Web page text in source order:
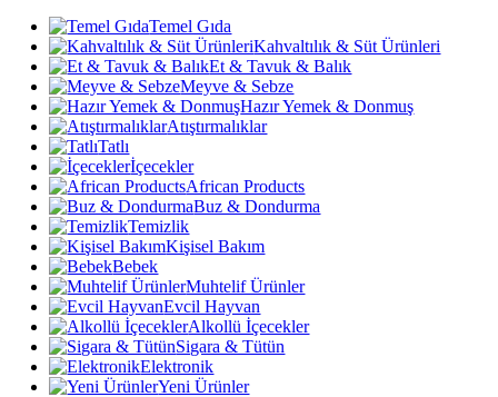
Temel Gıda
Kahvaltılık & Süt Ürünleri
Et & Tavuk & Balık
Meyve & Sebze
Hazır Yemek & Donmuş
Atıştırmalıklar
Tatlı
İçecekler
African Products
Buz & Dondurma
Temizlik
Kişisel Bakım
Bebek
Muhtelif Ürünler
Evcil Hayvan
Alkollü İçecekler
Sigara & Tütün
Elektronik
Yeni Ürünler